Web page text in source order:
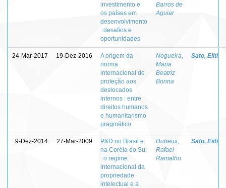
investimento e
os países em
desenvolvimento
: desafios e
oportunidades
Barros de
Aguiar
24-Mar-2017 19-Dez-2016
A origem da
norma
internacional de
proteção aos
deslocados
internos : entre
direitos humanos
e humanitarismo
pragmático
Nogueira,
Maria
Beatriz
Bonna
Sato, Eiiti
9-Dez-2014 27-Mar-2009
P&D no Brasil e
na Coréia do Sul
: o regime
internacional da
propriedade
intelectual e a
Dubeux,
Rafael
Ramalho
Sato, Eiiti